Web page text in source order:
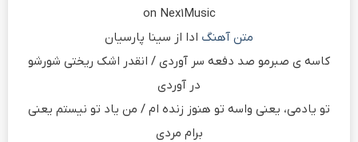
on Nex1Music
متن آهنگ ادا از سینا پارسیان
کاسه ی صبرمو صد دفعه سر آوردی / انقدر اشک ریختی شورشو
در آوردی
تو یادمی، یعنی واسه تو هنوز زنده ام / من یاد تو نیستم یعنی
برام مردی